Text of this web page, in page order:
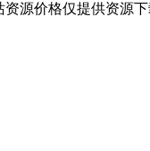
源价格仅提供资源